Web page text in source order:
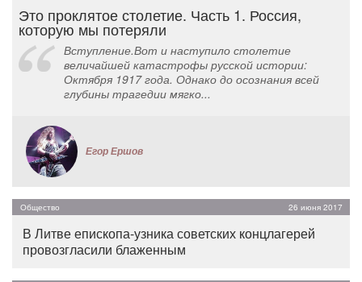
Это проклятое столетие. Часть 1. Россия,
которую мы потеряли
Вступление.Вот и наступило столетие
величайшей катастрофы русской истории:
Октября 1917 года. Однако до осознания всей
глубины трагедии мягко...
Егор Ершов
Общество 26 июня 2017
В Литве епископа-узника советских концлагерей
провозгласили блаженным